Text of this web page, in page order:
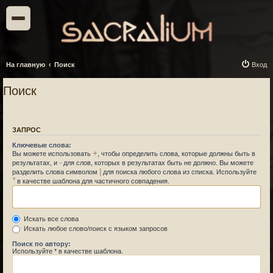
На главную Поиск Вход
Поиск
ЗАПРОС
Ключевые слова:
Вы можете использовать + , чтобы определить слова, которые должны быть в
результатах, и - для слов, которых в результатах быть не должно. Вы можете
разделить слова символом | для поиска любого слова из списка. Используйте
*в качестве шаблона для частичного совпадения.
Искать все слова
Искать любое слово/поиск с языком запросов
Поиск по автору:
Используйте * в качестве шаблона.